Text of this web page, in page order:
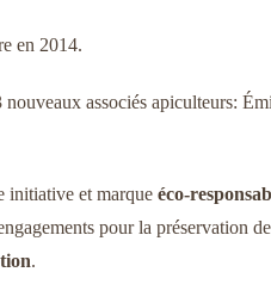
en 2014.
associés apiculteurs:
initiative et marque éco-
pour la préservation
.